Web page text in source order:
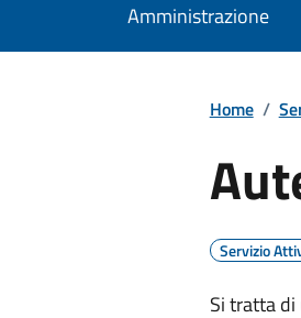
Amministrazione
Home /
Servizio
Si tratta